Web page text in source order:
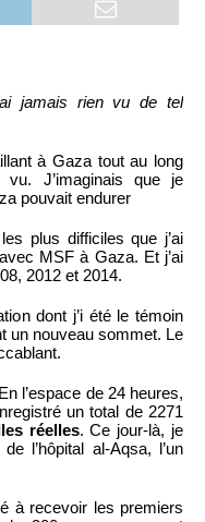
jamais rien vu de tel
à Gaza tout au long
J’imaginais que je
pouvait endurer
plus difficiles que j’ai
MSF à Gaza. Et j’ai
2012 et 2014.
dont j’i été le témoin
un nouveau sommet. Le
l’espace de 24 heures,
un total de 2271
réelles. Ce jour-là, je
l’hôpital al-Aqsa, l’un
à recevoir les premiers